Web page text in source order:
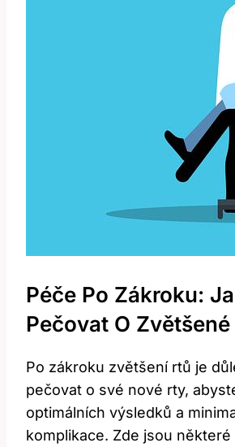
Péče Po Zákroku:
Pečovat O Zvětšené
Po zákroku zvětšení rtů je
pečovat o své nové rty,
optimálních výsledků a
komplikace. Zde jsou některé